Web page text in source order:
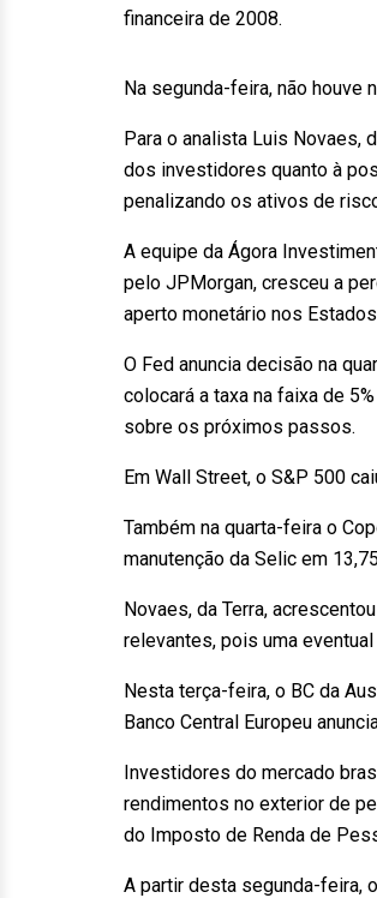
financeira de 2008.
Na segunda-feira, não houve
Para o analista Luis Novaes,
dos investidores quanto à
penalizando os ativos de
A equipe da Ágora
pelo JPMorgan, cresceu a
aperto monetário nos
O Fed anuncia decisão na
colocará a taxa na faixa de
sobre os próximos passos.
Em Wall Street, o S&P 500
Também na quarta-feira o
manutenção da Selic em
Novaes, da Terra,
relevantes, pois uma
Nesta terça-feira, o BC da
Banco Central Europeu
Investidores do mercado
rendimentos no exterior de
do Imposto de Renda de
A partir desta segunda-feira,